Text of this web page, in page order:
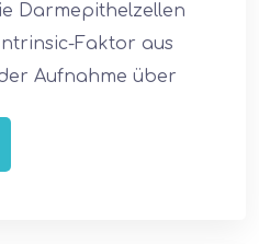
Darmepithelzellen
Faktor aus
Aufnahme über